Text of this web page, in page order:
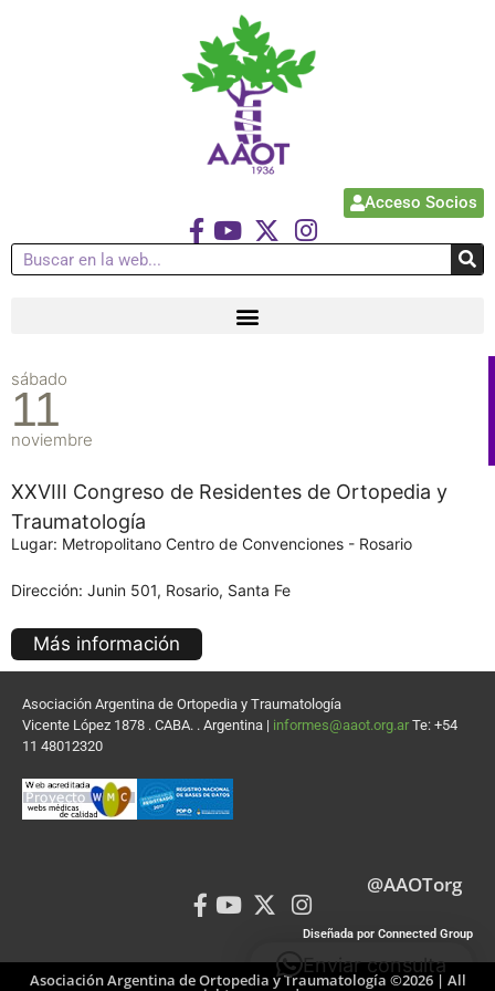
Acceso Socios
sábado
11
noviembre
XXVIII Congreso de Residentes de Ortopedia y
Traumatología
Lugar: Metropolitano Centro de Convenciones - Rosario
Dirección: Junin 501, Rosario, Santa Fe
Más información
Asociación Argentina de Ortopedia y Traumatología
Vicente López 1878 . CABA. . Argentina | informes@aaot.org.ar Te: +54
11 48012320
@AAOTorg
Diseñada por Connected Group
Asociación Argentina de Ortopedia y Traumatología ©2026 | All
Enviar consulta